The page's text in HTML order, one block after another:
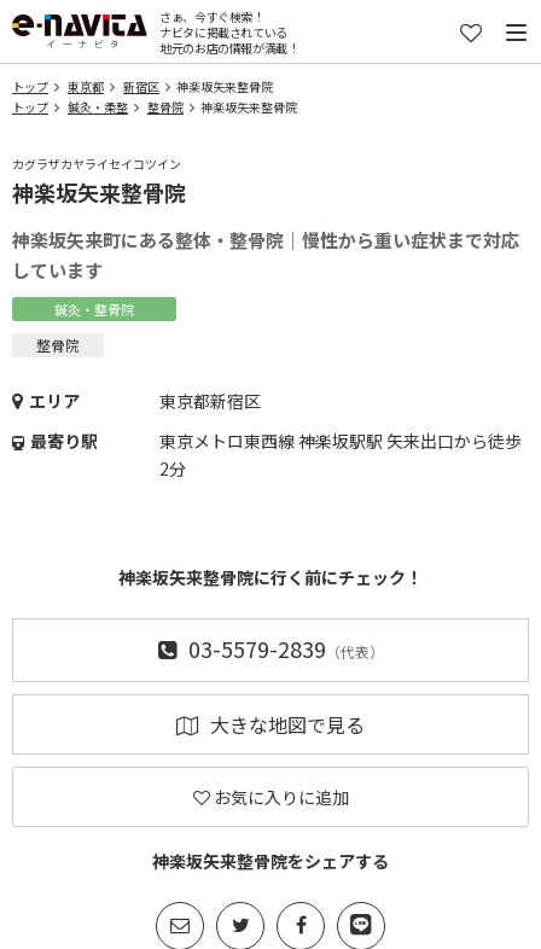
さぁ、今すぐ検索！
ナビタに掲載されている
地元のお店の情報が満載！
トップ 東京都 新宿区
神楽坂矢来整骨院
トップ
鍼灸・柔整 整骨院 神楽坂矢来整骨院
カグラザカヤライセイコツイン
神楽坂矢来整骨院
神楽坂矢来町にある整体・整骨院｜慢性から重い症状まで対応
しています
鍼灸・整骨院
整骨院
エリア
東京都新宿区
最寄り駅
東京メトロ東西線 神楽坂駅駅 矢来出口から徒歩
2分
神楽坂矢来整骨院に行く前にチェック！
03-5579-2839 （代表）
大きな地図で見る
お気に入りに追加
神楽坂矢来整骨院をシェアする